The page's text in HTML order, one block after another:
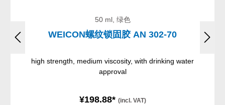
50 ml, 绿色
WEICON螺纹锁固胶 AN 302-70
high strength, medium viscosity, with drinking water
approval
¥198.88* (incl. VAT)